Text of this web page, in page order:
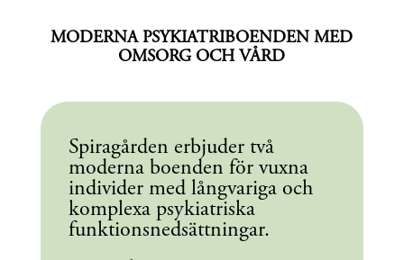
MODERNA PSYKIATRIBOENDEN MED
OMSORG OCH VÅRD
Spiragården erbjuder två
moderna boenden för vuxna
individer med långvariga och
komplexa psykiatriska
funktionsnedsättningar.